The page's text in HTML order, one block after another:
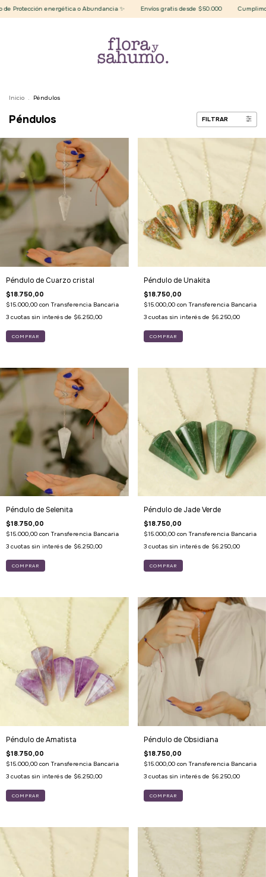
energética o Abundancia ✨ Envíos gratis desde $50.000 Cumplimos 7
Inicio . Péndulos
Péndulos FILTRAR
Péndulo de Cuarzo cristal
$18.750,00
$15.000,00 con Transferencia Bancaria
3 cuotas sin interés de $6.250,00
Péndulo de Unakita
$18.750,00
$15.000,00 con Transferencia Bancaria
3 cuotas sin interés de $6.250,00
Péndulo de Selenita
$18.750,00
$15.000,00 con Transferencia Bancaria
3 cuotas sin interés de $6.250,00
Péndulo de Jade Verde
$18.750,00
$15.000,00 con Transferencia Bancaria
3 cuotas sin interés de $6.250,00
Péndulo de Amatista
$18.750,00
$15.000,00 con Transferencia Bancaria
3 cuotas sin interés de $6.250,00
Péndulo de Obsidiana
$18.750,00
$15.000,00 con Transferencia Bancaria
3 cuotas sin interés de $6.250,00